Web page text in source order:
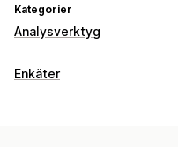
Kategorier
Analysverktyg
Kundbeteende
Enkäter